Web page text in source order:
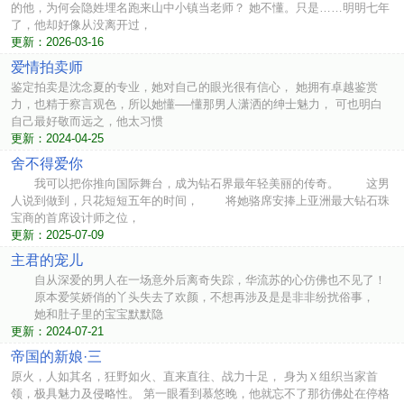
的他，为何会隐姓埋名跑来山中小镇当老师？ 她不懂。只是……明明七年
了，他却好像从没离开过，
更新：2026-03-16
爱情拍卖师
鉴定拍卖是沈念夏的专业，她对自己的眼光很有信心， 她拥有卓越鉴赏
力，也精于察言观色，所以她懂──懂那男人潇洒的绅士魅力， 可也明白
自己最好敬而远之，他太习惯
更新：2024-04-25
舍不得爱你
我可以把你推向国际舞台，成为钻石界最年轻美丽的传奇。 这男
人说到做到，只花短短五年的时间， 将她骆席安捧上亚洲最大钻石珠
宝商的首席设计师之位，
更新：2025-07-09
主君的宠儿
自从深爱的男人在一场意外后离奇失踪，华流苏的心仿佛也不见了！
原本爱笑娇俏的丫头失去了欢颜，不想再涉及是是非非纷扰俗事，
她和肚子里的宝宝默默隐
更新：2024-07-21
帝国的新娘·三
原火，人如其名，狂野如火、直来直往、战力十足， 身为Ｘ组织当家首
领，极具魅力及侵略性。 第一眼看到慕悠晚，他就忘不了那彷佛处在停格